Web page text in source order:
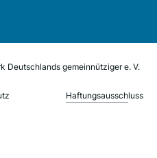
Deutschlands gemeinnütziger e. V.
Haftungsausschluss